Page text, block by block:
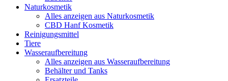
Naturkosmetik
Alles anzeigen aus Naturkosmetik
CBD Hanf Kosmetik
Reinigungsmittel
Tiere
Wasseraufbereitung
Alles anzeigen aus Wasseraufbereitung
Behälter und Tanks